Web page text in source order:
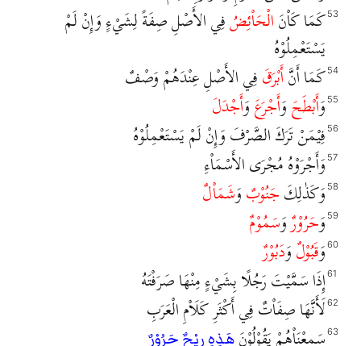
كَمَا كَاْنَالْحَاْئِضُفِي الأَصْلِ صِفَةً لِشَيْءٍ وَإِنْ لَمْ
يَسْتَعْمِلُوْهُ
53
كَمَا أَنَّأَبْرَقَفِي الأَصْلِ عِنْدَهُمْ وَصْفٌ 54
وَأَبْطَحَوَأَجْرَعَوَأَجْدَلَ 55
فِيْمَنْ تَرَكَ الصَّرْفَ وَإِنْ لَمْ يَسْتَعْمِلُوْهُ 56
وَأَجْرَوْهُ مُجْرَى الأَسْمَاْءِ 57
وَكَذٰلِكَجَنُوْبٌوَشَمَاْلٌ 58
وَحَرُوْرٌوَسَمُوْمٌ 59
وَقَبُوْلٌوَدَبُوْرٌ 60
إِذَا سَمَّيْتَ رَجُلًا بِشَيْءٍ مِنْهَا صَرَفْتَهُ 61
لَأَنَّهَا صِفَاْتٌ فِي أَكْثَرِ كَلَاْمِ الْعَرَبِ62
سَمِعْنَاْهُمْ يَقُوْلُوْنَ هَذِهِ رِيْحٌ حَرُوْرٌ 63